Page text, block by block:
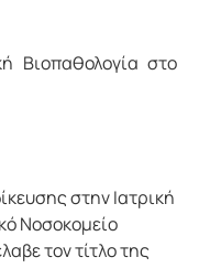
Βιοπαθολογία στο
στην Ιατρική
Νοσοκομείο
τον τίτλο της